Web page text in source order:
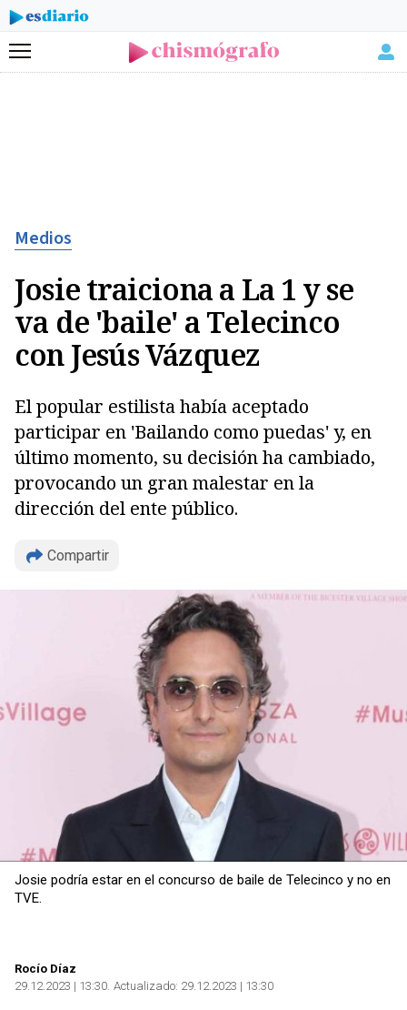
Menú
Medios
Josie traiciona a La 1 y se
va de 'baile' a Telecinco
con Jesús Vázquez
El popular estilista había aceptado
participar en 'Bailando como puedas' y, en
último momento, su decisión ha cambiado,
provocando un gran malestar en la
dirección del ente público.
Compartir
Josie podría estar en el concurso de baile de Telecinco y no en
TVE.
Rocío Díaz
29.12.2023 | 13:30 Actualizado: 29.12.2023 | 13:30